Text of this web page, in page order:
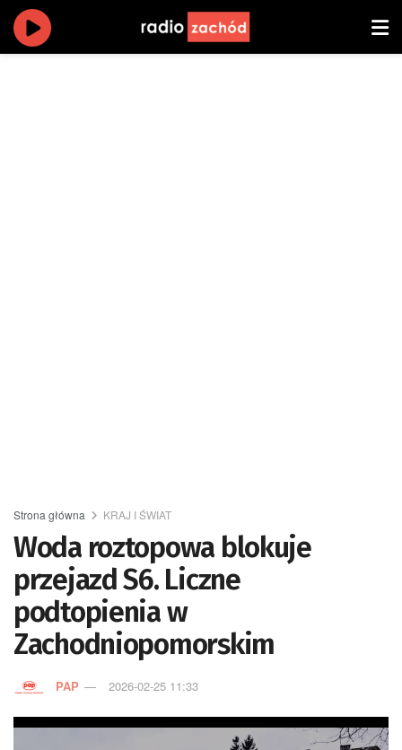
Strona główna KRAJ I ŚWIAT
Woda roztopowa blokuje
przejazd S6. Liczne
podtopienia w
Zachodniopomorskim
PAP 2026-02-25 11:33